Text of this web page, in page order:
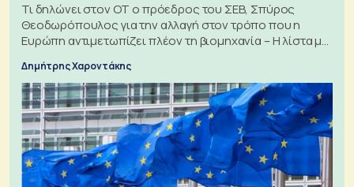
Τι δηλώνει στον ΟΤ ο πρόεδρος του ΣΕΒ, Σπύρος
Θεοδωρόπουλος για την αλλαγή στον τρόπο που η
Ευρώπη αντιμετωπίζει πλέον τη βιομηχανία – Η λίστα με
Δημήτρης Χαροντάκης